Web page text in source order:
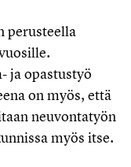
perusteella
ja opastustyö
on myös, että
neuvontatyön
myös itse.